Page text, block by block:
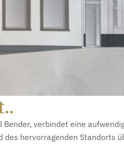
verbindet eine
hervorragenden Standorts